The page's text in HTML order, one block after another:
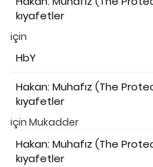
kıyafetler
için
HbY
Hakan: Muhafız (The
kıyafetler
için Mukadder
Hakan: Muhafız (The
kıyafetler